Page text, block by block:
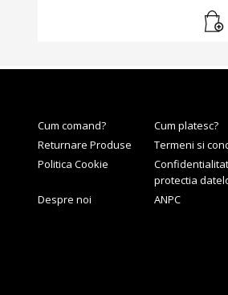
Cum comand?
Cum platesc?
Returnare Produse
Termeni si
Politica Cookie
protectia
Despre noi
ANPC